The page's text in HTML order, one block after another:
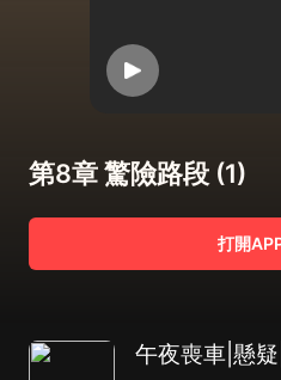
第8章 驚險路段 (1)
打開
午夜喪車|懸